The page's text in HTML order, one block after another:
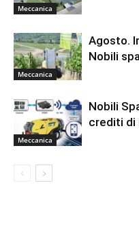
Meccanica
Meccanica
Agosto.
Nobili
Meccanica
Nobili
crediti di